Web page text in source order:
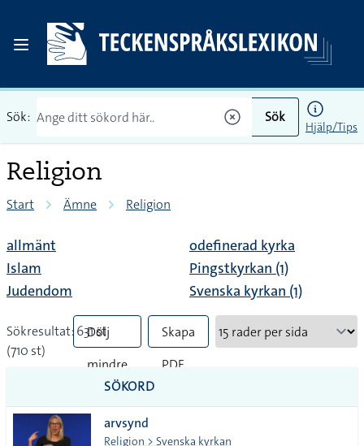
Sök: Sök
Hjälp/Tips
Religion
Start Ämne Religion
allmänt
Islam
Judendom
odefinerad kyrka
Pingstkyrkan (1)
Svenska kyrkan (1)
Sökresultat: 631 st
(710 st)
Dölj
mindre
tecken
Skapa
PDF
SÖKORD
arvsynd
Religion > Svenska kyrkan